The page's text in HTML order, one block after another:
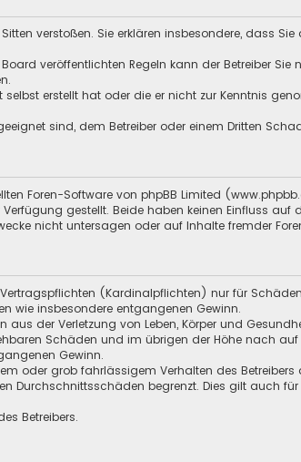
verstoßen. Sie erklären insbesondere, dass Sie
veröffentlichten Regeln kann der Betreiber Sie
erstellt hat oder die er nicht zur Kenntnis
sind, dem Betreiber oder einem Dritten
Foren-Software von phpBB Limited
gestellt. Beide haben keinen Einfluss auf
nicht untersagen oder auf Inhalte fremder
(Kardinalpflichten) nur für
wie insbesondere entgangenen Gewinn.
der Verletzung von Leben, Körper und
Schäden und im übrigen der Höhe nach
Gewinn.
oder grob fahrlässigem Verhalten des Betreibers
Durchschnittsschäden begrenzt. Dies gilt auch für
Betreibers.